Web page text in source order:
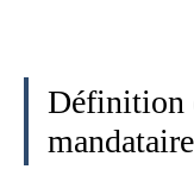
Définition